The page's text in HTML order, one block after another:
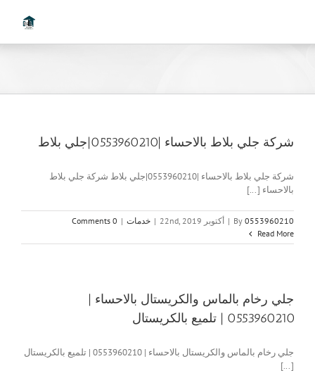
شركة جلي بلاط بالاحساء |0553960210|جلي بلاط
شركة جلي بلاط بالاحساء |0553960210|جلي بلاط شركة جلي بلاط
بالاحساء [...]
By 0553960210
| أكتوبر 22nd, 2019 | خدمات |
0 Comments
Read More
جلي رخام بالماس والكريستال بالاحساء |
0553960210 | تلميع بالكريستال
جلي رخام بالماس والكريستال بالاحساء | 0553960210 | تلميع بالكريستال
[...]